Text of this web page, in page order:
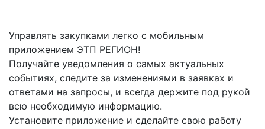
Управлять закупками легко с мобильным
приложением ЭТП РЕГИОН!
Получайте уведомления о самых актуальных
событиях, следите за изменениями в заявках и
ответами на запросы, и всегда держите под рукой
всю необходимую информацию.
Установите приложение и сделайте свою работу